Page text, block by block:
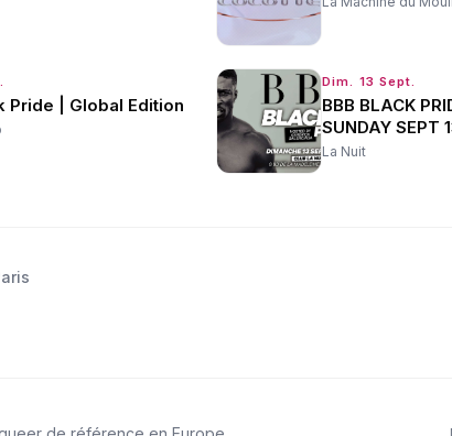
Pride | Global Edition
Dim. 13 Sept.
BBB BLACK
SUNDAY SEPT
La Nuit